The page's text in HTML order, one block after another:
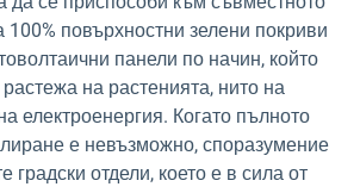
повърхностни зелени покриви
панели по начин, който
на растенията, нито на
електроенергия. Когато пълното
е невъзможно, споразумение
градски отдели, което е в сила от